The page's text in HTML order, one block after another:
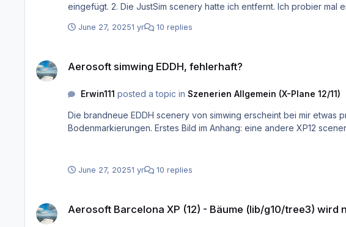
eingefügt. 2. Die JustSim scenery hatte
June 27, 20251 yr 10 replies
Aerosoft simwing EDDH, fehlerhaft?
Erwin111 posted a topic in Szenerien Allgemein (X-Plane 12/11)
Die brandneue EDDH scenery von simwing erscheint bei mir etwas problematisch: 1. Die Fluggastbrücken erscheinen doppelt (Bild 3). 2.
Bodenmarkierungen. Erstes Bild im Anhang: eine andere XP12
June 27, 20251 yr 10 replies
Aerosoft Barcelona XP (12) - Bäume (lib/g10/tree3) wird